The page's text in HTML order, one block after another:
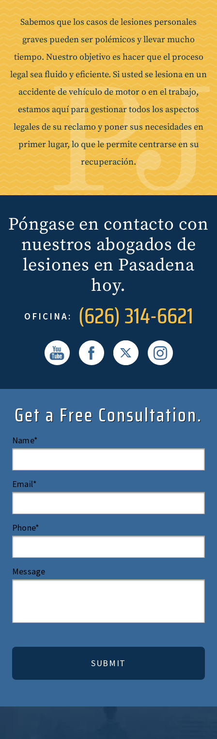
Sabemos que los casos de lesiones personales
graves pueden ser polémicos y llevar mucho
tiempo. Nuestro objetivo es hacer que el proceso
legal sea fluido y eficiente. Si usted se lesiona en un
accidente de vehículo de motor o en el trabajo,
estamos aquí para gestionar todos los aspectos
legales de su reclamo y poner sus necesidades en
primer lugar, lo que le permite centrarse en su
recuperación.
Póngase en contacto con
nuestros abogados de
lesiones en Pasadena
hoy.
OFICINA: (626) 314-6621
Get a Free Consultation.
Name*
Email*
Phone*
Message